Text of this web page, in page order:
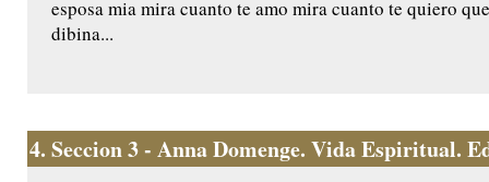
esposa mia mira cuanto te amo mira cuanto te quiero
dibina...
4. Seccion 3 - Anna Domenge. Vida Espiritual.